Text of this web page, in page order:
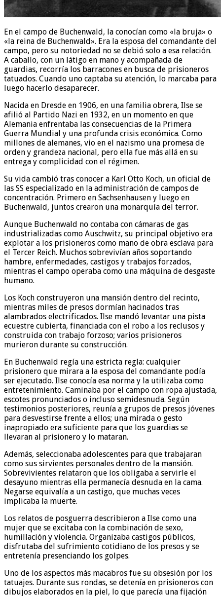
En el campo de Buchenwald, la conocían como «la bruja» o
«la reina de Buchenwald». Era la esposa del comandante del
campo, pero su notoriedad no se debió solo a esa relación.
A caballo, con un látigo en mano y acompañada de
guardias, recorría los barracones en busca de prisioneros
tatuados. Cuando uno captaba su atención, lo marcaba para
luego hacerlo desaparecer.
Nacida en Dresde en 1906, en una familia obrera, Ilse se
afilió al Partido Nazi en 1932, en un momento en que
Alemania enfrentaba las consecuencias de la Primera
Guerra Mundial y una profunda crisis económica. Como
millones de alemanes, vio en el nazismo una promesa de
orden y grandeza nacional, pero ella fue más allá en su
entrega y complicidad con el régimen.
Su vida cambió tras conocer a Karl Otto Koch, un oficial de
las SS especializado en la administración de campos de
concentración. Primero en Sachsenhausen y luego en
Buchenwald, juntos crearon una monarquía del terror.
Aunque Buchenwald no contaba con cámaras de gas
industrializadas como Auschwitz, su principal objetivo era
explotar a los prisioneros como mano de obra esclava para
el Tercer Reich. Muchos sobrevivían años soportando
hambre, enfermedades, castigos y trabajos forzados,
mientras el campo operaba como una máquina de desgaste
humano.
Los Koch construyeron una mansión dentro del recinto,
mientras miles de presos dormían hacinados tras
alambrados electrificados. Ilse mandó levantar una pista
ecuestre cubierta, financiada con el robo a los reclusos y
construida con trabajo forzoso; varios prisioneros
murieron durante su construcción.
En Buchenwald regía una estricta regla: cualquier
prisionero que mirara a la esposa del comandante podía
ser ejecutado. Ilse conocía esa norma y la utilizaba como
entretenimiento. Caminaba por el campo con ropa ajustada,
escotes pronunciados o incluso semidesnuda. Según
testimonios posteriores, reunía a grupos de presos jóvenes
para desvestirse frente a ellos; una mirada o gesto
inapropiado era suficiente para que los guardias se
llevaran al prisionero y lo mataran.
Además, seleccionaba adolescentes para que trabajaran
como sus sirvientes personales dentro de la mansión.
Sobrevivientes relataron que los obligaba a servirle el
desayuno mientras ella permanecía desnuda en la cama.
Negarse equivalía a un castigo, que muchas veces
implicaba la muerte.
Los relatos de posguerra describieron a Ilse como una
mujer que se excitaba con la combinación de sexo,
humillación y violencia. Organizaba castigos públicos,
disfrutaba del sufrimiento cotidiano de los presos y se
entretenía presenciando los golpes.
Uno de los aspectos más macabros fue su obsesión por los
tatuajes. Durante sus rondas, se detenía en prisioneros con
dibujos elaborados en la piel, lo que parecía una fijación